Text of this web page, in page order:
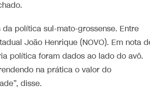
política sul-mato-grossense. Entre
João Henrique (NOVO). Em nota
política foram dados ao lado do avô.
na prática o valor do
disse.